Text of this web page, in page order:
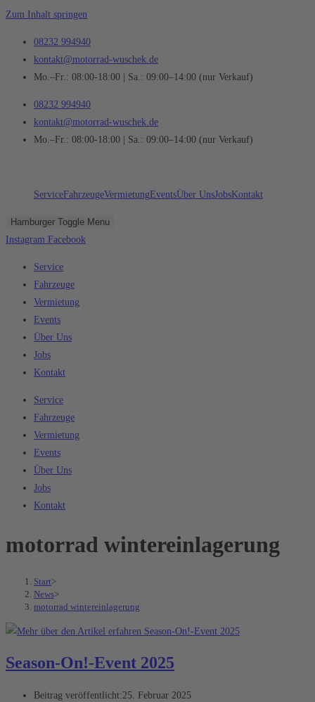
Zum Inhalt springen
08232 994940
kontakt@motorrad-wuschek.de
Mo.–Fr.: 08:00-18:00 | Sa.: 09:00–14:00 (nur Verkauf)
08232 994940
kontakt@motorrad-wuschek.de
Mo.–Fr.: 08:00-18:00 | Sa.: 09:00–14:00 (nur Verkauf)
Service FahrzeugeVermietung EventsÜber UnsJobs Kontakt
Hamburger Toggle Menu
Instagram Facebook
Service
Fahrzeuge
Vermietung
Events
Über Uns
Jobs
Kontakt
Service
Fahrzeuge
Vermietung
Events
Über Uns
Jobs
Kontakt
motorrad wintereinlagerung
Start>
News>
motorrad wintereinlagerung
Season-On!-Event 2025
Beitrag veröffentlicht:25. Februar 2025